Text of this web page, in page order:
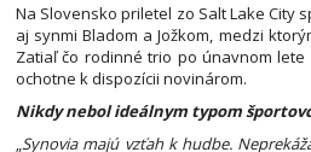
Na Slovensko priletel zo Salt Lake City
aj synmi Bladom a Jožkom, medzi
Zatiaľ čo rodinné trio po únavnom lete
ochotne k dispozícii novinárom.
Nikdy nebol ideálnym typom
„Synovia majú vzťah k hudbe.